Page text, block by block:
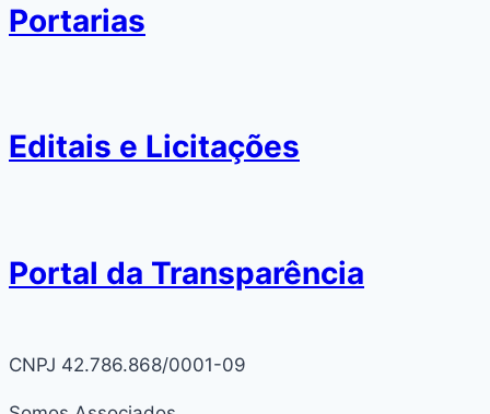
Portarias
Editais e Licitações
Portal da Transparência
CNPJ 42.786.868/0001-09